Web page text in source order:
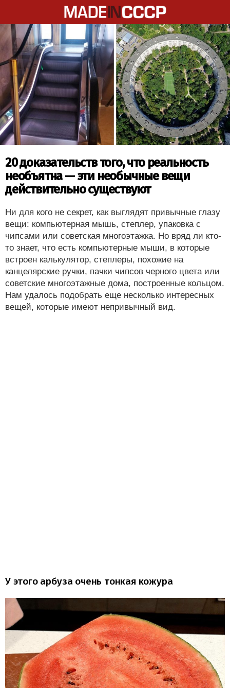
20 доказательств того, что реальность
необъятна — эти необычные вещи
действительно существуют
Ни для кого не секрет, как выглядят привычные глазу
вещи: компьютерная мышь, степлер, упаковка с
чипсами или советская многоэтажка. Но вряд ли кто-
то знает, что есть компьютерные мыши, в которые
встроен калькулятор, степлеры, похожие на
канцелярские ручки, пачки чипсов черного цвета или
советские многоэтажные дома, построенные кольцом.
Нам удалось подобрать еще несколько интересных
вещей, которые имеют непривычный вид.
У этого арбуза очень тонкая кожура